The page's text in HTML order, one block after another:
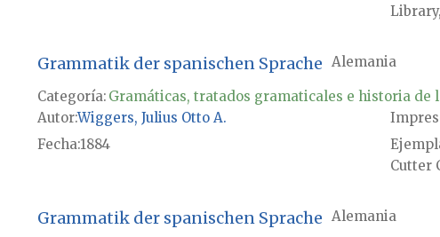
Grammatik der spanischen Sprache Alemania
Categoría: Gramáticas, tratados gramaticales e historia de
AutorWiggers, Julius Otto A.
Fecha1884
Cutter
Grammatik der spanischen Sprache Alemania